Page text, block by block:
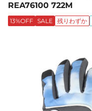
REA76100 722M
13%OFF SALE 残りわずか